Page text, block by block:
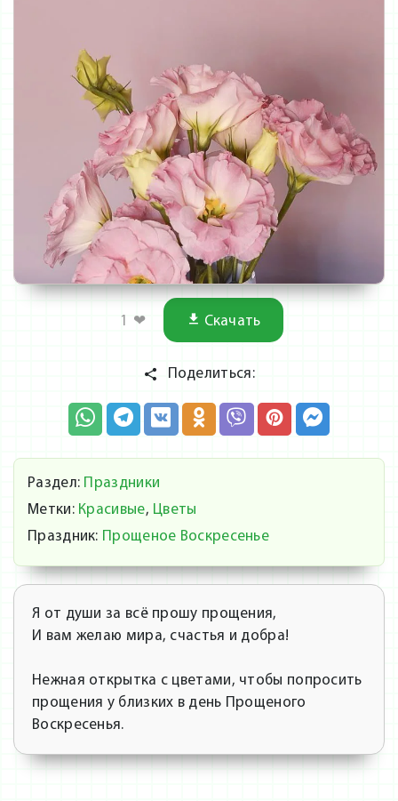
1 ❤ Скачать
Поделиться:
Раздел: Праздники
Метки: Красивые, Цветы
Праздник: Прощеное Воскресенье
Я от души за всё прошу прощения,
И вам желаю мира, счастья и добра!
Нежная открытка с цветами, чтобы попросить
прощения у близких в день Прощеного
Воскресенья.